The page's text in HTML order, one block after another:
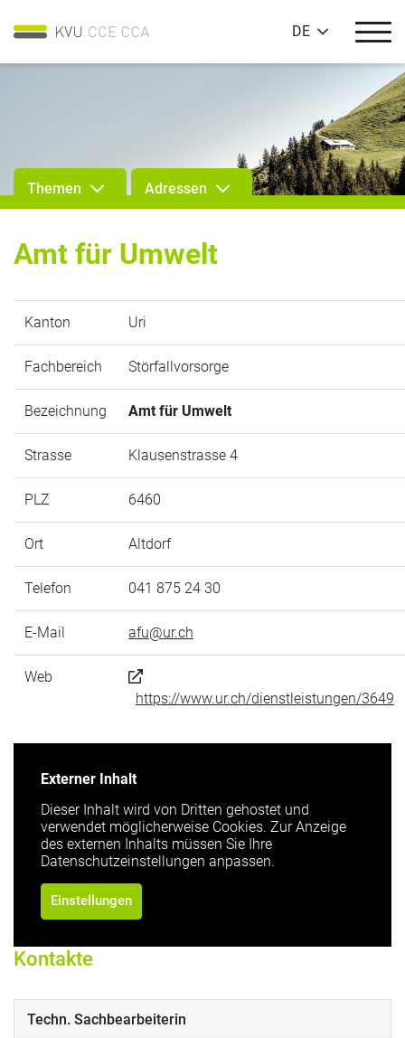
DE
Themen Adressen
Amt für Umwelt
Kanton Uri
Fachbereich Störfallvorsorge
Bezeichnung Amt für Umwelt
Strasse Klausenstrasse 4
PLZ 6460
Ort Altdorf
Telefon 041 875 24 30
E-Mail afu@ur.ch
Web
https://www.ur.ch/dienstleistungen/3649
Externer Inhalt
Dieser Inhalt wird von Dritten gehostet und
verwendet möglicherweise Cookies. Zur Anzeige
des externen Inhalts müssen Sie Ihre
Datenschutzeinstellungen anpassen.
Einstellungen
Kontakte
Techn. Sachbearbeiterin